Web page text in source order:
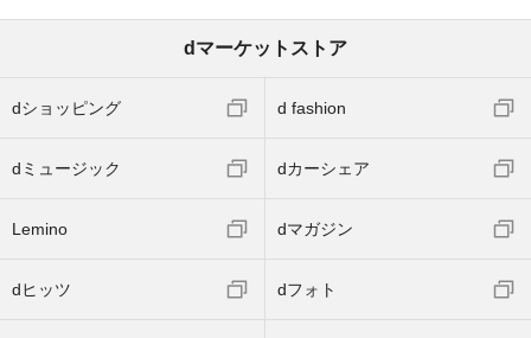
dマーケットストア
dショッピング d fashion
dミュージック dカーシェア
Lemino dマガジン
dヒッツ dフォト